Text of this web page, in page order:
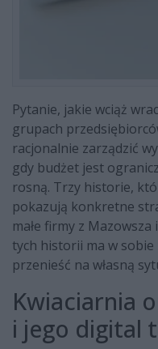
Pytanie, jakie wciąż
grupach
racjonalnie zarządzić
gdy budżet jest
rosną. Trzy historie,
pokazują konkretne
małe firmy z
tych historii ma w
przenieść na własną
Kwiaciarnia
i jego digital